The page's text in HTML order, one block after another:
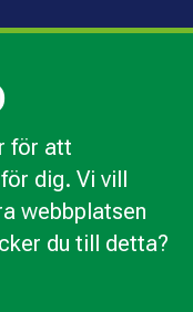
för att
dig. Vi vill
webbplatsen
du till detta?